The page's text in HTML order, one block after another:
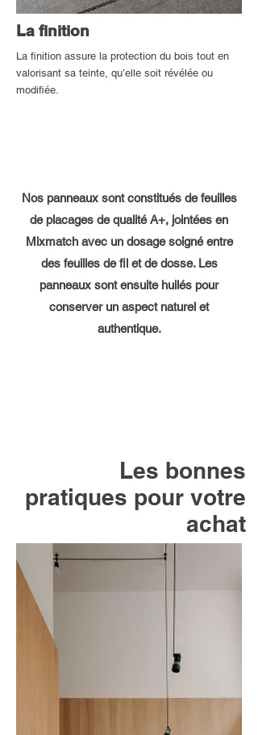
La finition
La finition assure la protection du bois tout en
valorisant sa teinte, qu’elle soit révélée ou
modifiée.
Nos panneaux sont constitués de feuilles
de placages de qualité A+, jointées en
Mixmatch avec un dosage soigné entre
des feuilles de fil et de dosse. Les
panneaux sont ensuite huilés pour
conserver un aspect naturel et
authentique.
Les bonnes
pratiques pour votre
achat